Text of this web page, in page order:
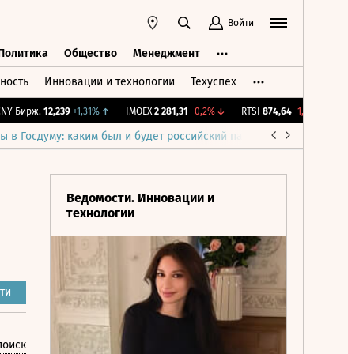
Войти
Общество Менеджмент
Инновации и технологии Техуспех
Бирж. 12,239 +1,31%↑ IMOEX 2 281,31 -0,2%↓ RTSI 874,64 -1,12%
в Госдуму: каким был и будет российский парламент
Ведомости. Инновации и
технологии